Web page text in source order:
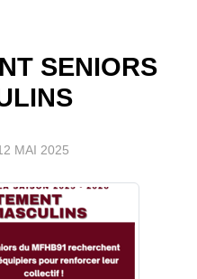
SENIORS
MAI 2025